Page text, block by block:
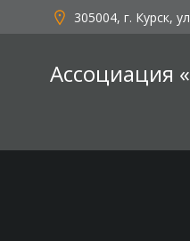
Перейти
к
305004, г. Курск,
Ассоциация